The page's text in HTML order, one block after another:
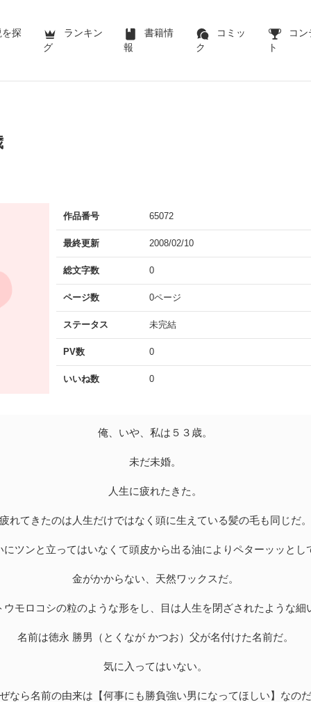
探
ランキン
グ
書籍情
報
コミッ
ク
コ
ト
作品番号 65072
最終更新 2008/02/10
総文字数 0
ページ数 0ページ
ステータス 未完結
PV数 0
いいね数 0
俺、いや、私は５３歳。
未だ未婚。
人生に疲れたきた。
疲れてきたのは人生だけではなく頭に生えている髪の毛も同じだ。
にツンと立ってはいなくて頭皮から出る油によりペターッッとし
金がかからない、天然ワックスだ。
ウモロコシの粒のような形をし、目は人生を閉ざされたような細
名前は徳永 勝男（とくなが かつお）父が名付けた名前だ。
気に入ってはいない。
なら名前の由来は【何事にも勝負強い男になってほしい】なの